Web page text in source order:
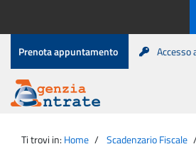
contenuto
Menu
di
servizio
Prenota appuntamento Accesso
Agenzia
Ti trovi in: Home Scadenzario Fiscale